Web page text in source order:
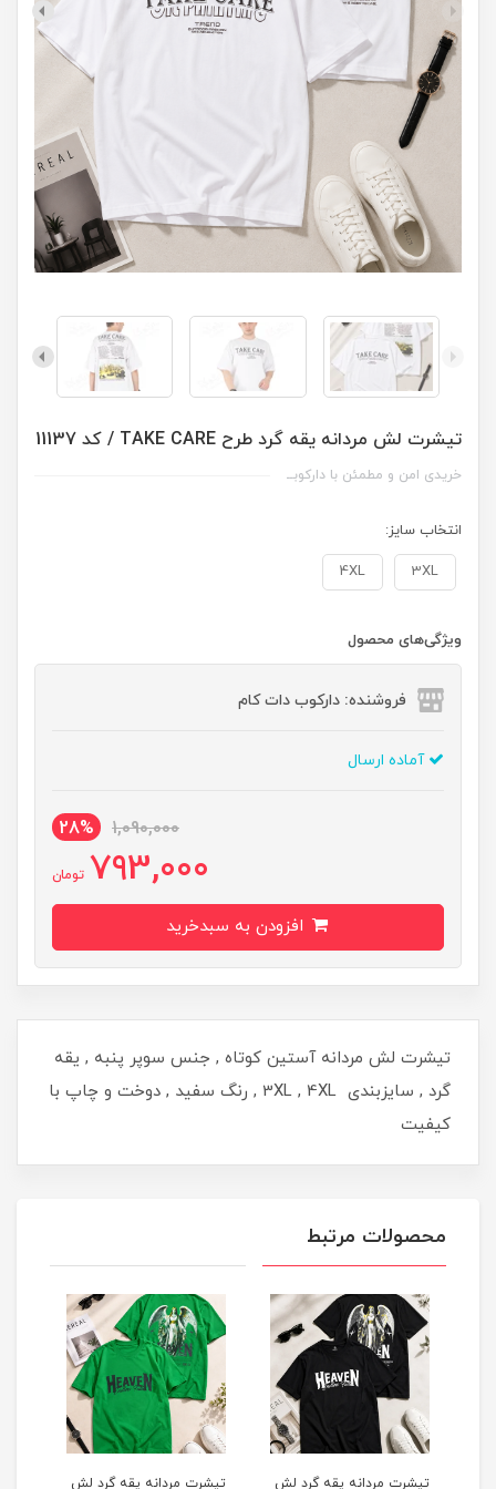
تیشرت لش مردانه یقه گرد طرح TAKE CARE / کد 11137
خریدی امن و مطمئن با دارکوبــ
انتخاب سایز:
3XL
4XL
ویژگی‌های محصول
فروشنده: دارکوب دات کام
آماده ارسال
1,090,000
28%
793,000 تومان
تیشرت لش مردانه آستین کوتاه , جنس سوپر پنبه , یقه
گرد , سایزبندی 3XL , 4XL , رنگ سفید , دوخت و چاپ با
کیفیت
محصولات مرتبط
تیشرت مردانه یقه گرد لش
تیشرت مردانه یقه گرد لش